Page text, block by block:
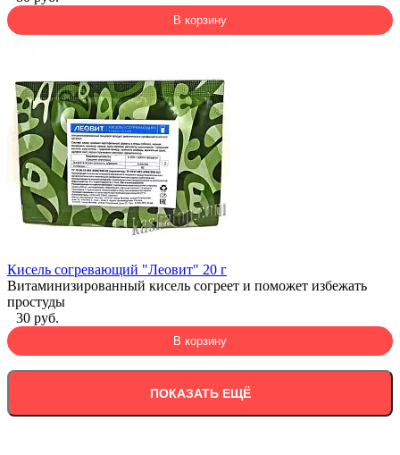
В корзину
Кисель согревающий "Леовит" 20 г
Витаминизированный кисель согреет и поможет избежать
простуды
30 руб.
В корзину
ПОКАЗАТЬ ЕЩЁ